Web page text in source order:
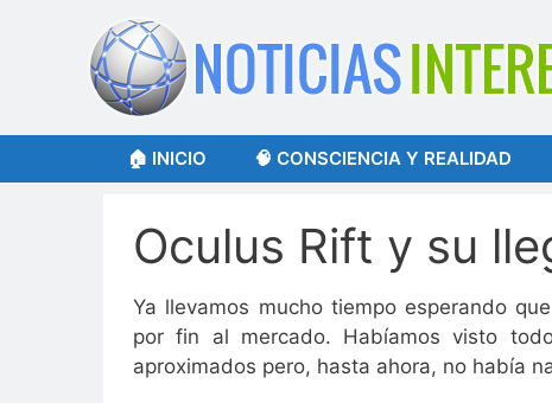
contenido
🏠 INICIO 🧠 CONSCIENCIA Y REALIDAD
Oculus Rift y su
Ya llevamos mucho tiempo esperando
por fin al mercado. Habíamos visto
aproximados pero, hasta ahora, no había